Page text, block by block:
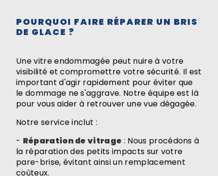
POURQUOI FAIRE RÉPARER UN BRIS
DE GLACE ?
Une vitre endommagée peut nuire à votre
visibilité et compromettre votre sécurité. Il est
important d'agir rapidement pour éviter que
le dommage ne s'aggrave. Notre équipe est là
pour vous aider à retrouver une vue dégagée.
Notre service inclut :
- Réparation de vitrage : Nous procédons à
la réparation des petits impacts sur votre
pare-brise, évitant ainsi un remplacement
coûteux.